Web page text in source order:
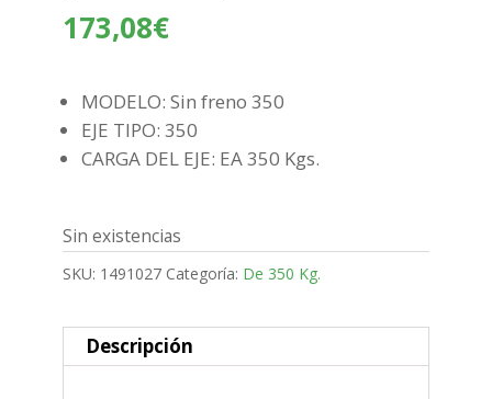
173,08€
MODELO: Sin freno 350
EJE TIPO: 350
CARGA DEL EJE: EA 350 Kgs.
Sin existencias
SKU: 1491027 Categoría: De 350 Kg.
Descripción